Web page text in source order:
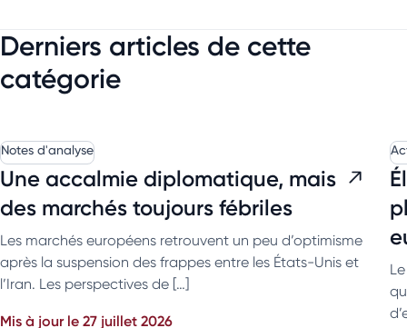
Derniers articles de cette
catégorie
Notes d'analyse
Une accalmie diplomatique, mais
des marchés toujours fébriles
Les marchés européens retrouvent un peu d’optimisme
après la suspension des frappes entre les États-Unis et
l’Iran. Les perspectives de […]
Mis à jour le 27 juillet 2026